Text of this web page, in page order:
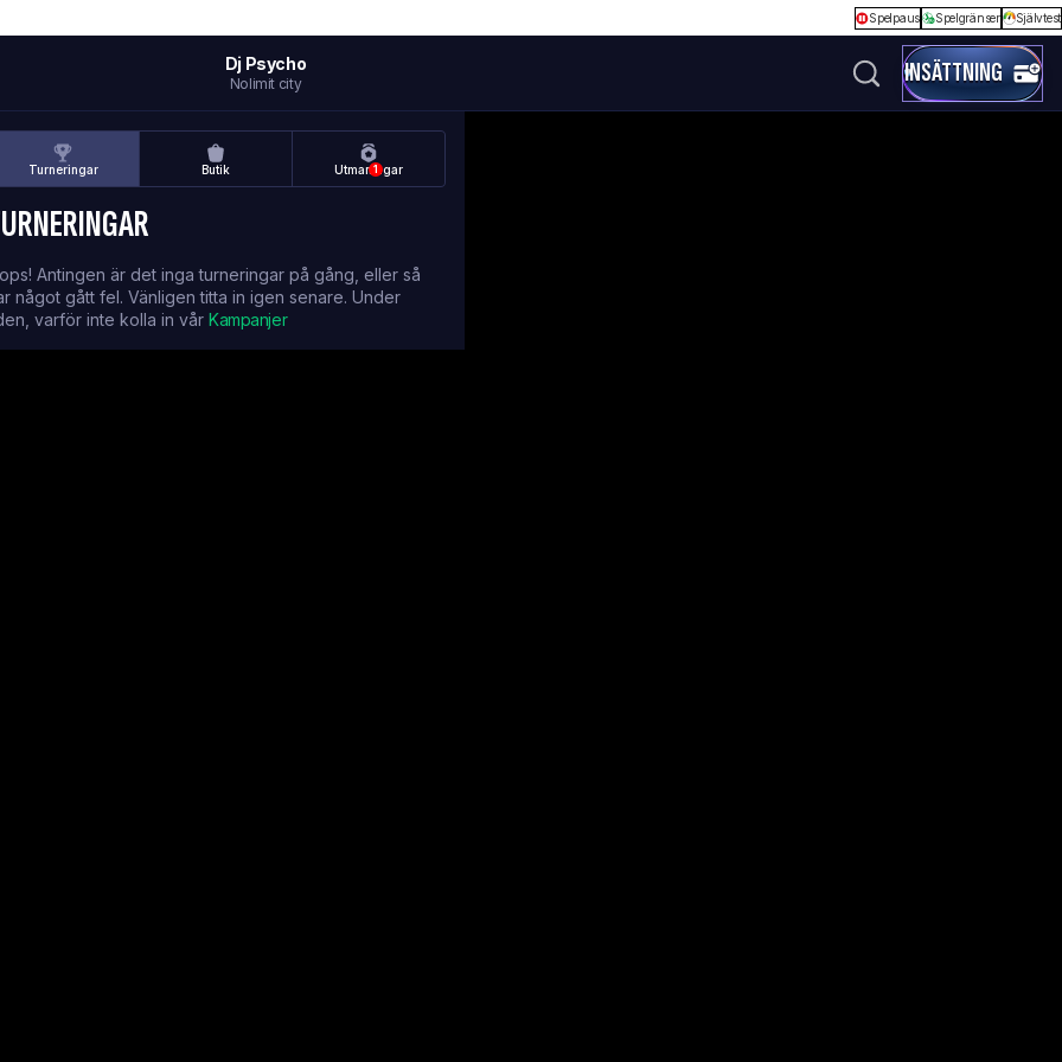
Spelpaus Spelgränser Självtest
Dj Psycho
Nolimit city INSÄTTNING
Turneringar Butik 1
Utmaningar
Antingen är det inga turneringar på gång, eller så
något gått fel. Vänligen titta in igen senare. Under
varför inte kolla in vår Kampanjer